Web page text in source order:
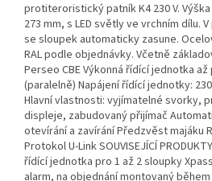
protiteroristický patník K4 230 V.
273 mm, s LED světly ve vrchním dílu.
se sloupek automaticky zasune.
RAL podle objednávky. Včetně
Perseo CBE Výkonná řídící jednotka
(paralelně) Napájení řídící jednotky:
Hlavní vlastnosti: vyjímatelné svorky,
displeje, zabudovaný přijímač
otevírání a zavírání Předzvěst majáku
Protokol U-Link SOUVISEJÍCÍ
řídící jednotka pro 1 až 2 sloupky
alarm, na objednání montovaný